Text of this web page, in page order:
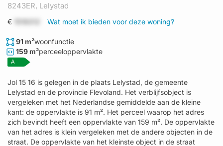
8243ER, Lelystad
€ Wat moet ik bieden voor deze woning?
91 m²woonfunctie
159 m²perceeloppervlakte
A
Jol 15 16 is gelegen in de plaats Lelystad, de gemeente
Lelystad en de provincie Flevoland. Het verblijfsobject is
vergeleken met het Nederlandse gemiddelde aan de kleine
kant: de oppervlakte is 91 m². Het perceel waarop het adres
zich bevindt heeft een oppervlakte van 159 m². De oppervlakte
van het adres is klein vergeleken met de andere objecten in de
straat. De oppervlakte van het kleinste object in de straat